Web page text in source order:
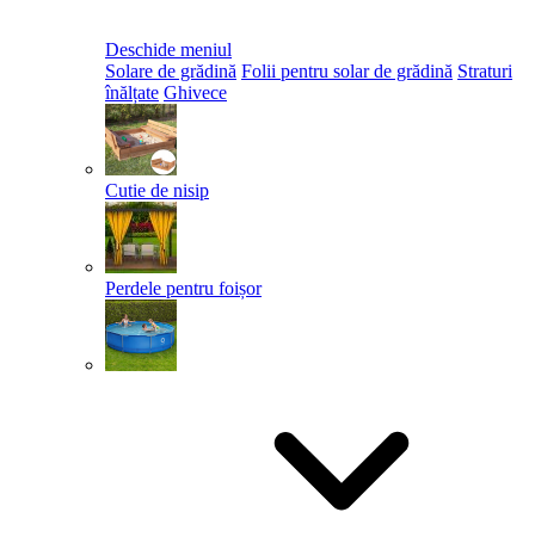
Deschide meniul
Solare de grădină Folii pentru solar de grădină Straturi
înălțate Ghivece
Cutie de nisip
Perdele pentru foișor